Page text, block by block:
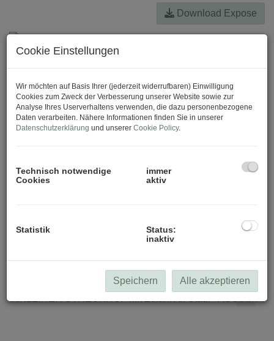
Download Expose
Cookie Einstellungen
Wir möchten auf Basis Ihrer (jederzeit widerrufbaren) Einwilligung
Cookies zum Zweck der Verbesserung unserer Website sowie zur
Analyse Ihres Userverhaltens verwenden, die dazu personenbezogene
Daten verarbeiten. Nähere Informationen finden Sie in unserer
Datenschutzerklärung und unserer Cookie Policy.
Technisch notwendige
Cookies
immer
aktiv
Statistik
Status:
inaktiv
Speichern Alle akzeptieren